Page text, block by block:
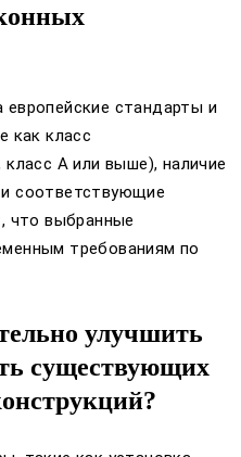
стандарты и
как класс
A или выше), наличие
соответствующие
что выбранные
требованиям по
улучшить
существующих